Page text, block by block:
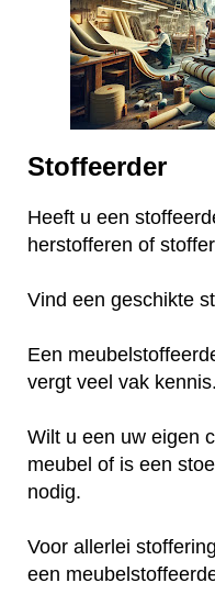
Stoffeerder
Heeft u een
herstofferen of
Vind een geschikte
Een
vergt veel vak kennis.
Wilt u een uw eigen
meubel of is een
nodig.
Voor allerlei
een